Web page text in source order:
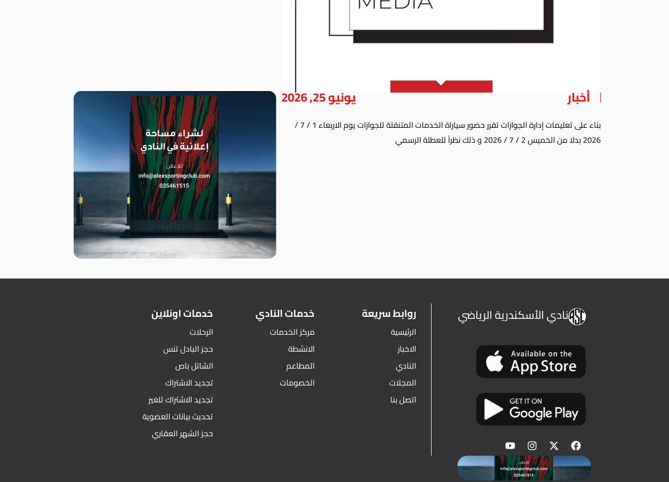
أخبار يونيو 25, 2026
بناء على تعليمات إدارة الجوازات تقرر حضور سياراة الخدمات المتنقلة للجوازات يوم الاربعاء 1 / 7 /
2026 بدلا من الخميس 2 / 7 / 2026 و ذلك نظراً للعطلة الرسمي
نادي الأسكندرية الرياضي روابط سريعة
الرئيسية
الاخبار
النادي
المجلات
اتصل بنا
خدمات النادي
مركز الخدمات
الانشطة
المطاعم
الخصومات
خدمات اونلاين
الرحلات
حجز البادل تنس
الشاتل باص
تجديد الاشتراك
تجديد الاشتراك للغير
تحديث بيانات العضوية
حجز الشهر العقاري